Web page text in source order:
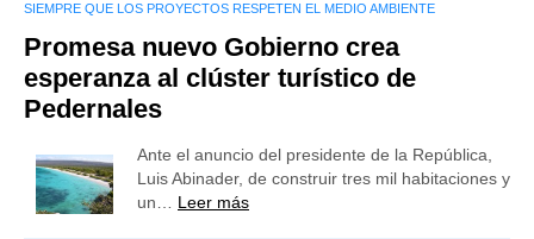
SIEMPRE QUE LOS PROYECTOS RESPETEN EL MEDIO AMBIENTE
Promesa nuevo Gobierno crea
esperanza al clúster turístico de
Pedernales
Ante el anuncio del presidente de la República,
Luis Abinader, de construir tres mil habitaciones y
un… Leer más